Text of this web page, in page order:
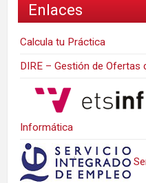
Enlaces
Calcula tu Práctica
DIRE – Gestión de Ofertas
Informática